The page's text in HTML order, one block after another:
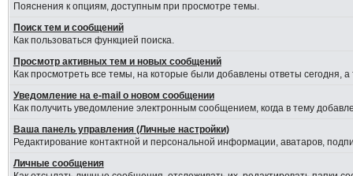
Пояснения к опциям, доступным при просмотре темы.
Поиск тем и сообщений
Как пользоваться функцией поиска.
Просмотр активных тем и новых сообщений
Как просмотреть все темы, на которые были добавлены ответы сегодня,
Уведомление на е-mail о новом сообщении
Как получить уведомление электронным сообщением, когда в тему
Ваша панель управления (Личные настройки)
Редактирование контактной и персональной информации, аватаров,
Личные сообщения